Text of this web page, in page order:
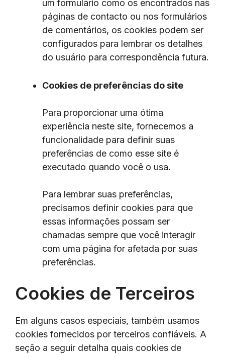
um formulário como os encontrados nas
páginas de contacto ou nos formulários
de comentários, os cookies podem ser
configurados para lembrar os detalhes
do usuário para correspondência futura.
Cookies de preferências do site
Para proporcionar uma ótima
experiência neste site, fornecemos a
funcionalidade para definir suas
preferências de como esse site é
executado quando você o usa.
Para lembrar suas preferências,
precisamos definir cookies para que
essas informações possam ser
chamadas sempre que você interagir
com uma página for afetada por suas
preferências.
Cookies de Terceiros
Em alguns casos especiais, também usamos
cookies fornecidos por terceiros confiáveis. A
seção a seguir detalha quais cookies de